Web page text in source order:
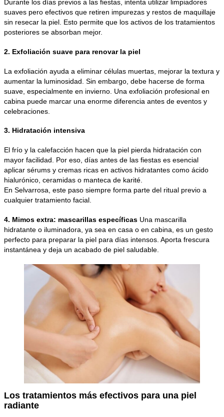
Durante los días previos a las fiestas, intenta utilizar limpiadores
suaves pero efectivos que retiren impurezas y restos de maquillaje
sin resecar la piel. Esto permite que los activos de los tratamientos
posteriores se absorban mejor.
2. Exfoliación suave para renovar la piel
La exfoliación ayuda a eliminar células muertas, mejorar la textura y
aumentar la luminosidad. Sin embargo, debe hacerse de forma
suave, especialmente en invierno. Una exfoliación profesional en
cabina puede marcar una enorme diferencia antes de eventos y
celebraciones.
3. Hidratación intensiva
El frío y la calefacción hacen que la piel pierda hidratación con
mayor facilidad. Por eso, días antes de las fiestas es esencial
aplicar sérums y cremas ricas en activos hidratantes como ácido
hialurónico, ceramidas o manteca de karité.
En Selvarrosa, este paso siempre forma parte del ritual previo a
cualquier tratamiento facial.
4. Mimos extra: mascarillas específicas Una mascarilla
hidratante o iluminadora, ya sea en casa o en cabina, es un gesto
perfecto para preparar la piel para días intensos. Aporta frescura
instantánea y deja un acabado de piel saludable.
Los tratamientos más efectivos para una piel
radiante